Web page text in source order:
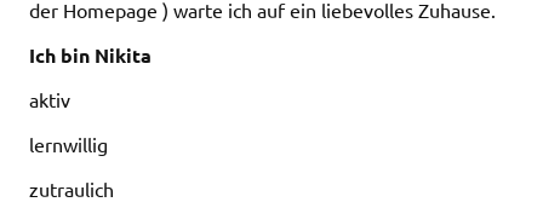
der Homepage ) warte ich auf ein liebevolles Zuhause.
Ich bin Nikita
aktiv
lernwillig
zutraulich